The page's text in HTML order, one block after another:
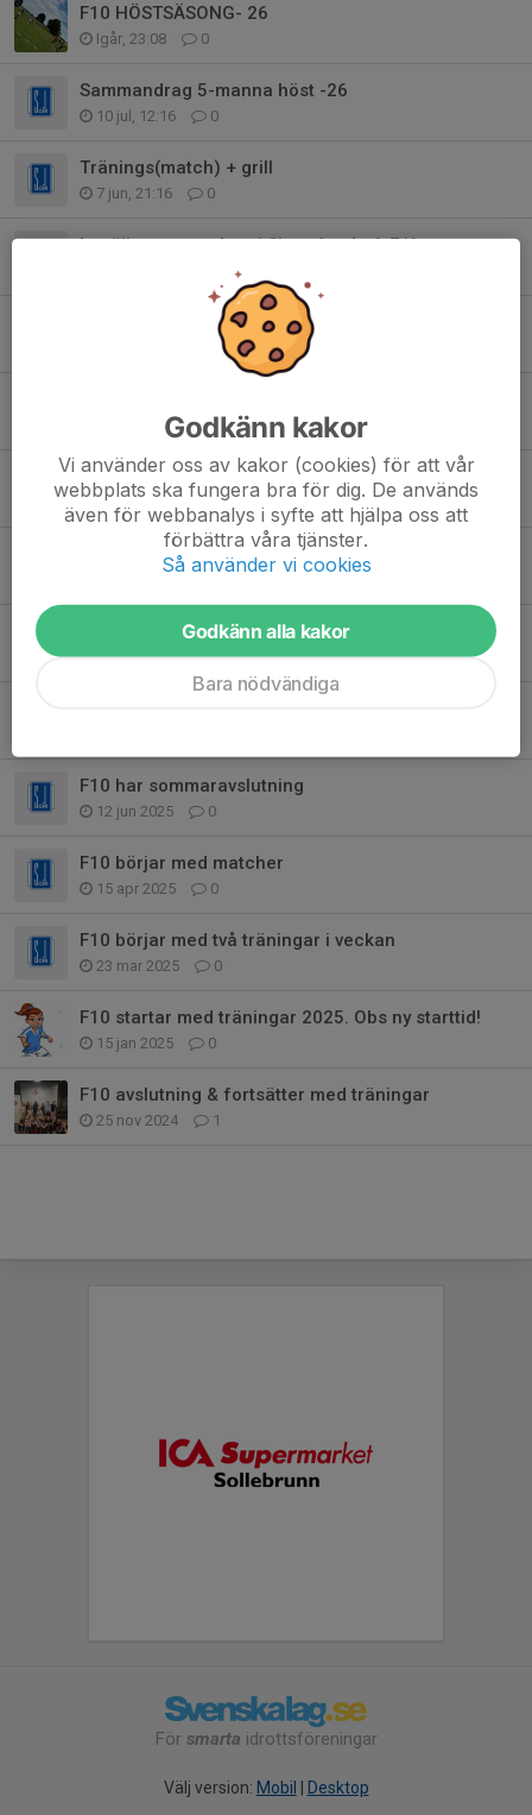
F10 HÖSTSÄSONG- 26
Igår, 23:08 0
Sammandrag 5-manna höst -26
10 jul, 12:16 0
Tränings(match) + grill
7 jun, 21:16 0
Inställt sammandrag i Skepplanda 6-7/6
Nya träningsytor
0
27 apr, 10:48
Vecka 18
26 apr, 21:03 0
F10 börjar med två träningar i veckan
F10 information om hösten
27 sep 2025 0
F10 har sommaravslutning
12 jun 2025 0
F10 börjar med matcher
15 apr 2025 0
F10 börjar med två träningar i veckan
23 mar 2025 0
F10 startar med träningar 2025. Obs ny starttid!
15 jan 2025 0
F10 avslutning & fortsätter med träningar
25 nov 2024 1
För smarta idrottsföreningar
Välj version: Mobil | Desktop
Godkänn kakor
Vi använder oss av kakor (cookies) för att vår
webbplats ska fungera bra för dig. De används
även för webbanalys i syfte att hjälpa oss att
förbättra våra tjänster.
Så använder vi cookies
Godkänn alla kakor
Bara nödvändiga